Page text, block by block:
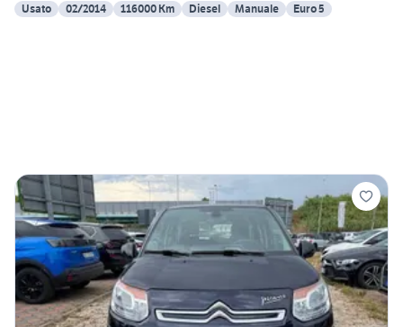
Usato
02/2014 116000 Km Diesel Manuale Euro 5